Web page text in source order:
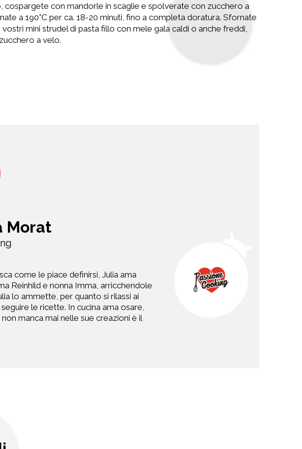
cospargete con mandorle in scaglie e spolverate con zucchero a
a 190°C per ca. 18-20 minuti, fino a completa doratura. Sfornate
mini strudel di pasta fillo con mele gala caldi o anche freddi,
a velo.
Morat
come le piace definirsi, Julia ama
Reinhild e nonna Imma, arricchendole
lo ammette, per quanto si rilassi ai
le ricette. In cucina ama osare,
manca mai nelle sue creazioni è il